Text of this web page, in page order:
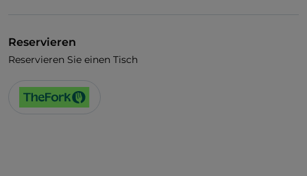
Reservieren
Reservieren Sie einen Tisch